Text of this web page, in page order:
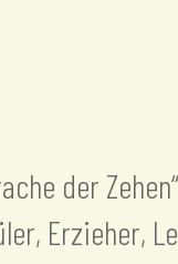
der
Erzieher,